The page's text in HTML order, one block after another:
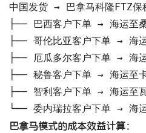
中国发货 → 巴拿马科隆FTZ保
├── 巴西客户下单 → 海运至
├── 哥伦比亚客户下单 → 海
├── 厄瓜多尔客户下单 → 海
├── 秘鲁客户下单 → 海运至
├── 智利客户下单 → 海运至
└── 委内瑞拉客户下单 → 海
巴拿马模式的成本效益计算：